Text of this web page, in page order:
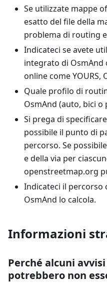
Se utilizzate mappe
esatto del file della
problema di routing
Indicateci se avete
integrato di
online come YOURS,
Quale profilo di
OsmAnd (auto, bici o
Si prega di
possibile il punto di
percorso. Se
e della via per
openstreetmap.org
Indicateci il percorso
OsmAnd lo calcola.
Informazioni
Perché alcuni
potrebbero non